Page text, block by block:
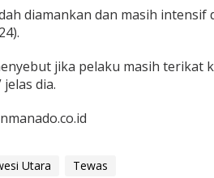
diamankan dan masih intensif
jika pelaku masih terikat
dia.
Utara Tewas